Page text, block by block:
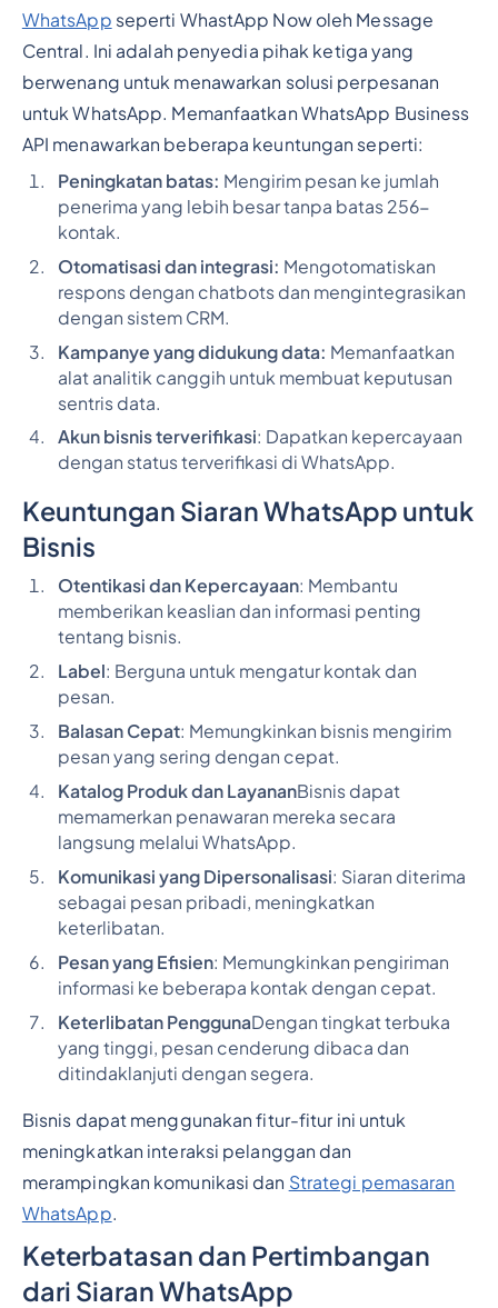
WhatsApp seperti WhastApp Now oleh Message
Central. Ini adalah penyedia pihak ketiga yang
berwenang untuk menawarkan solusi perpesanan
untuk WhatsApp. Memanfaatkan WhatsApp Business
API menawarkan beberapa keuntungan seperti:
Peningkatan batas: Mengirim pesan ke jumlah
penerima yang lebih besar tanpa batas 256-
kontak.
Otomatisasi dan integrasi: Mengotomatiskan
respons dengan chatbots dan mengintegrasikan
dengan sistem CRM.
Kampanye yang didukung data: Memanfaatkan
alat analitik canggih untuk membuat keputusan
sentris data.
Akun bisnis terverifikasi: Dapatkan kepercayaan
dengan status terverifikasi di WhatsApp.
Keuntungan Siaran WhatsApp untuk
Bisnis
Otentikasi dan Kepercayaan: Membantu
memberikan keaslian dan informasi penting
tentang bisnis.
Label: Berguna untuk mengatur kontak dan
pesan.
Balasan Cepat: Memungkinkan bisnis mengirim
pesan yang sering dengan cepat.
Katalog Produk dan LayananBisnis dapat
memamerkan penawaran mereka secara
langsung melalui WhatsApp.
Komunikasi yang Dipersonalisasi: Siaran diterima
sebagai pesan pribadi, meningkatkan
keterlibatan.
Pesan yang Efisien: Memungkinkan pengiriman
informasi ke beberapa kontak dengan cepat.
Keterlibatan PenggunaDengan tingkat terbuka
yang tinggi, pesan cenderung dibaca dan
ditindaklanjuti dengan segera.
Bisnis dapat menggunakan fitur-fitur ini untuk
meningkatkan interaksi pelanggan dan
merampingkan komunikasi dan Strategi pemasaran
WhatsApp.
Keterbatasan dan Pertimbangan
dari Siaran WhatsApp